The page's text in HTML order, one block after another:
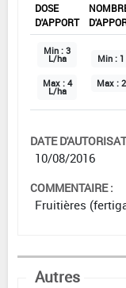
DOSE
D'APPORT
Min : 3
L/ha
Max : 4
L/ha
Min : 1
Max : 2
DATE
10/08/2016
COMMENTAIRE :
Fruitières
Autres